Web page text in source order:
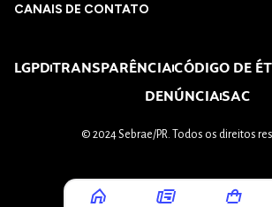
CANAIS DE CONTATO
LGPDTRANSPARÊNCIACÓDIGO DE
DENÚNCIASAC
© 2024 Sebrae/PR. Todos os direitos